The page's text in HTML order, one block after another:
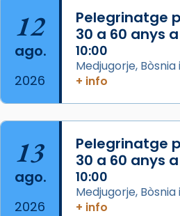
Acompanyant la història
partir de l’Edat Mitjana
que les santes Juliana
Semproniana (“relatiu a
eterna”) són deixebles
...Ver más
View on Facebook · Share
12
ago.
2026
Pelegrinatge
30 a 60 anys
10:00
Medjugorje,
+ info
13
ago.
2026
Pelegrinatge
30 a 60 anys
10:00
Medjugorje,
+ info